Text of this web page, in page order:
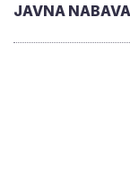
JAVNA NABAVA